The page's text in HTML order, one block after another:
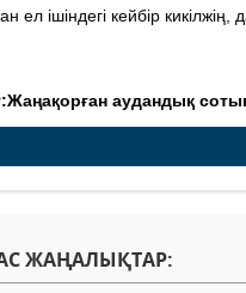
ел ішіндегі кейбір
аудандық
ЖАҢАЛЫҚТАР: